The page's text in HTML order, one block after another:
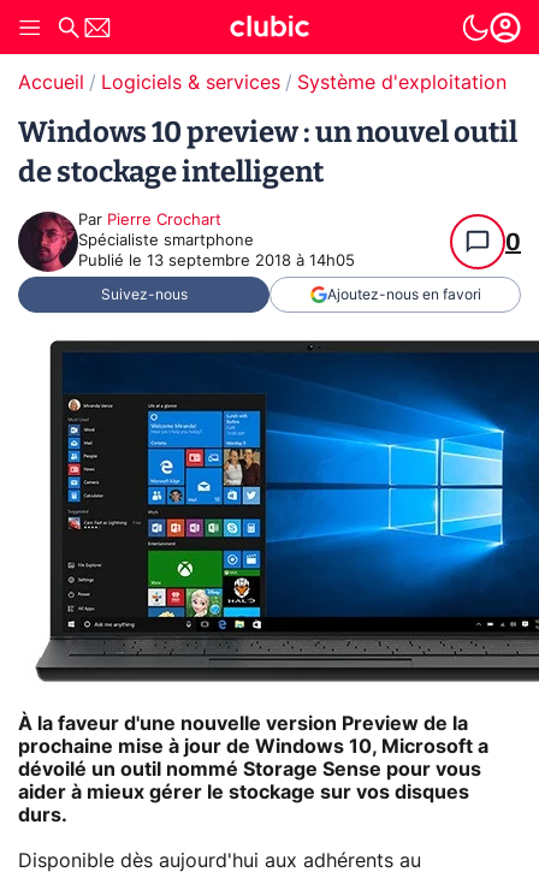
Accueil Logiciels & services Système d'exploitation
Windows 10 preview : un nouvel outil
de stockage intelligent
Par Pierre Crochart
Spécialiste smartphone
Publié le 13 septembre 2018 à 14h05
0
Suivez-nous Ajoutez-nous en favori
À la faveur d'une nouvelle version Preview de la
prochaine mise à jour de Windows 10, Microsoft a
dévoilé un outil nommé Storage Sense pour vous
aider à mieux gérer le stockage sur vos disques
durs.
Disponible dès aujourd'hui aux adhérents au